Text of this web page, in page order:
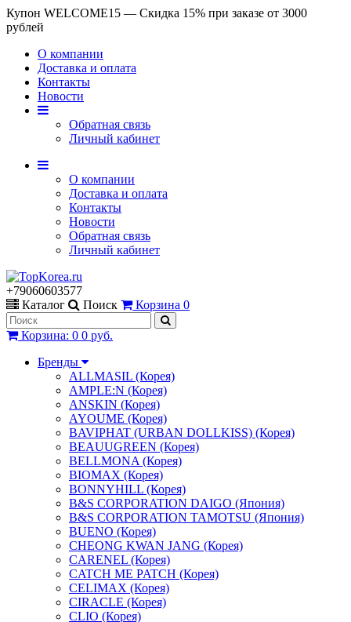
Купон WELCOME15 — Скидка 15% при заказе от 3000
рублей
О компании
Доставка и оплата
Контакты
Новости
Обратная связь
Личный кабинет
О компании
Доставка и оплата
Контакты
Новости
Обратная связь
Личный кабинет
+79060603577
Каталог
Поиск Корзина 0
Корзина: 0 0 руб.
Бренды
ALLMASIL (Корея)
AMPLE:N (Корея)
ANSKIN (Корея)
AYOUME (Корея)
BAVIPHAT (URBAN DOLLKISS) (Корея)
BEAUUGREEN (Корея)
BELLMONA (Корея)
BIOMAX (Корея)
BONNYHILL (Корея)
B&S CORPORATION DAIGO (Япония)
B&S CORPORATION TAMOTSU (Япония)
BUENO (Корея)
CHEONG KWAN JANG (Корея)
CARENEL (Корея)
CATCH ME PATCH (Корея)
CELIMAX (Корея)
CIRACLE (Корея)
CLIO (Корея)